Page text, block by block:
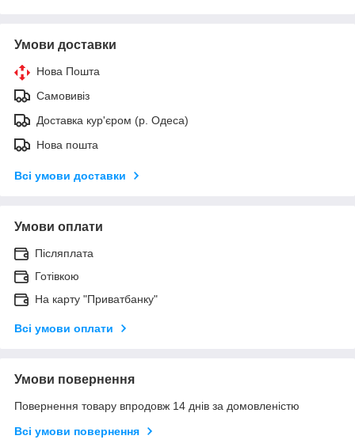
Умови доставки
Нова Пошта
Самовивіз
Доставка кур'єром (р. Одеса)
Нова пошта
Всі умови доставки
Умови оплати
Післяплата
Готівкою
На карту "Приватбанку"
Всі умови оплати
Умови повернення
Повернення товару впродовж 14 днів за домовленістю
Всі умови повернення